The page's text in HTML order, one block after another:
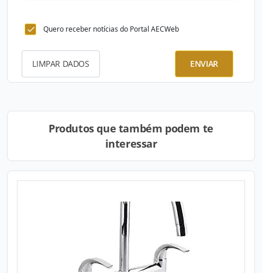
Quero receber notícias do Portal AECWeb
LIMPAR DADOS ENVIAR
Produtos que também podem te
interessar